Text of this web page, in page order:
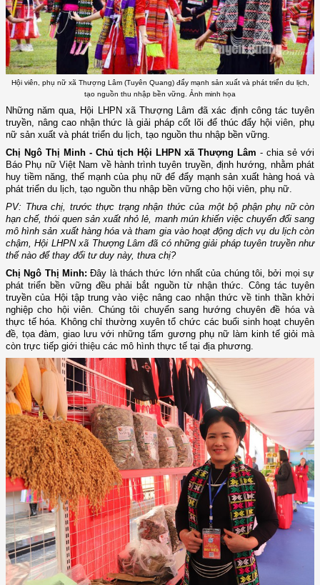
Hội viên, phụ nữ xã Thượng Lâm (Tuyên Quang) đẩy mạnh sản xuất và phát triển du lịch,
tạo nguồn thu nhập bền vững. Ảnh minh họa
Những năm qua, Hội LHPN xã Thượng Lâm đã xác định công tác tuyên
truyền, nâng cao nhận thức là giải pháp cốt lõi để thúc đẩy hội viên, phụ
nữ sản xuất và phát triển du lịch, tạo nguồn thu nhập bền vững.
Chị Ngô Thị Minh - Chủ tịch Hội LHPN xã Thượng Lâm - chia sẻ với
Báo Phụ nữ Việt Nam về hành trình tuyên truyền, định hướng, nhằm phát
huy tiềm năng, thế mạnh của phụ nữ để đẩy mạnh sản xuất hàng hoá và
phát triển du lịch, tạo nguồn thu nhập bền vững cho hội viên, phụ nữ.
PV: Thưa chị, trước thực trạng nhận thức của một bộ phận phụ nữ còn
hạn chế, thói quen sản xuất nhỏ lẻ, manh mún khiến việc chuyển đổi sang
mô hình sản xuất hàng hóa và tham gia vào hoạt động dịch vụ du lịch còn
chậm, Hội LHPN xã Thượng Lâm đã có những giải pháp tuyên truyền như
thế nào để thay đổi tư duy này, thưa chị?
Chị Ngô Thị Minh: Đây là thách thức lớn nhất của chúng tôi, bởi mọi sự
phát triển bền vững đều phải bắt nguồn từ nhận thức. Công tác tuyên
truyền của Hội tập trung vào việc nâng cao nhận thức về tinh thần khởi
nghiệp cho hội viên. Chúng tôi chuyển sang hướng chuyên đề hóa và
thực tế hóa. Không chỉ thường xuyên tổ chức các buổi sinh hoạt chuyên
đề, tọa đàm, giao lưu với những tấm gương phụ nữ làm kinh tế giỏi mà
còn trực tiếp giới thiệu các mô hình thực tế tại địa phương.